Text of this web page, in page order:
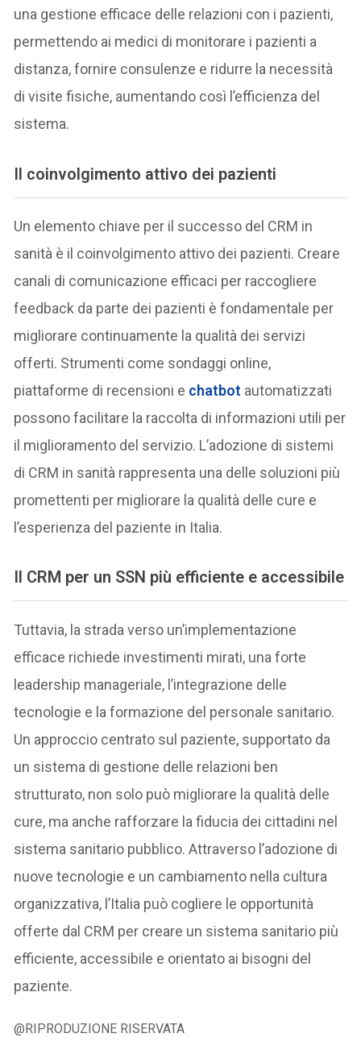
una gestione efficace delle relazioni con i pazienti,
permettendo ai medici di monitorare i pazienti a
distanza, fornire consulenze e ridurre la necessità
di visite fisiche, aumentando così l’efficienza del
sistema.
Il coinvolgimento attivo dei pazienti
Un elemento chiave per il successo del CRM in
sanità è il coinvolgimento attivo dei pazienti. Creare
canali di comunicazione efficaci per raccogliere
feedback da parte dei pazienti è fondamentale per
migliorare continuamente la qualità dei servizi
offerti. Strumenti come sondaggi online,
piattaforme di recensioni e chatbot automatizzati
possono facilitare la raccolta di informazioni utili per
il miglioramento del servizio. L’adozione di sistemi
di CRM in sanità rappresenta una delle soluzioni più
promettenti per migliorare la qualità delle cure e
l’esperienza del paziente in Italia.
Il CRM per un SSN più efficiente e accessibile
Tuttavia, la strada verso un’implementazione
efficace richiede investimenti mirati, una forte
leadership manageriale, l’integrazione delle
tecnologie e la formazione del personale sanitario.
Un approccio centrato sul paziente, supportato da
un sistema di gestione delle relazioni ben
strutturato, non solo può migliorare la qualità delle
cure, ma anche rafforzare la fiducia dei cittadini nel
sistema sanitario pubblico. Attraverso l’adozione di
nuove tecnologie e un cambiamento nella cultura
organizzativa, l’Italia può cogliere le opportunità
offerte dal CRM per creare un sistema sanitario più
efficiente, accessibile e orientato ai bisogni del
paziente.
@RIPRODUZIONE RISERVATA